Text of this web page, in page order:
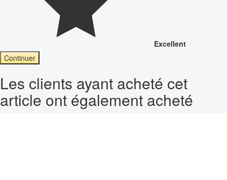
Excellent
Continuer
Les clients ayant acheté cet
article ont également acheté